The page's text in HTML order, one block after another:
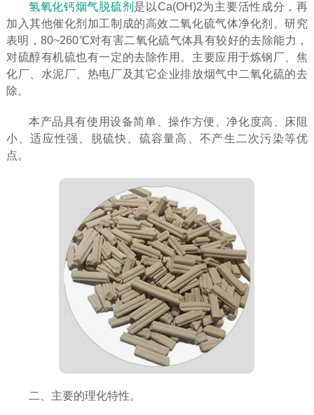
氢氧化钙烟气脱硫剂 是以Ca(OH)2为主要活性成分，再
加入其他催化剂加工制成的高效二氧化硫气体净化剂。研究
表明，80~260℃对有害二氧化硫气体具有较好的去除能力，
对硫醇有机硫也有一定的去除作用。主要应用于炼钢厂、焦
化厂、水泥厂、热电厂及其它企业排放烟气中二氧化硫的去
除。
本产品具有使用设备简单、操作方便、净化度高、床阻
小、适应性强、脱硫快、硫容量高、不产生二次污染等优
点。
二、主要的理化特性。